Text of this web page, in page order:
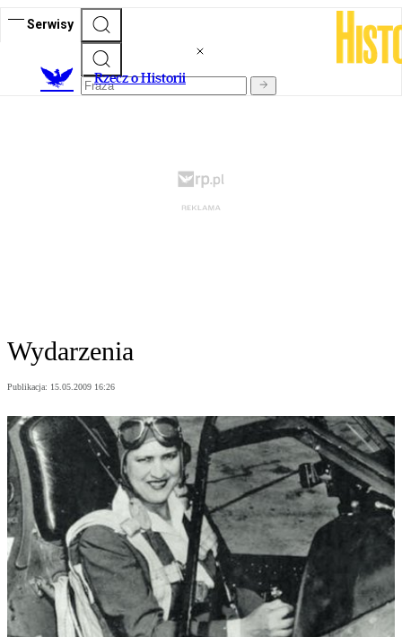
Serwisy
Rzecz o Historii
Wydarzenia
Publikacja: 15.05.2009 16:26